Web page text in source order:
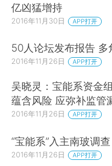
亿凶猛增持
2016年11月30日 APP打开
50人论坛发布报告 多
2016年11月26日 APP打开
吴晓灵：宝能系资金
蕴含风险 应弥补监管
2016年11月26日 APP打开
“宝能系”入主南玻调查
2016年11月26日 APP打开